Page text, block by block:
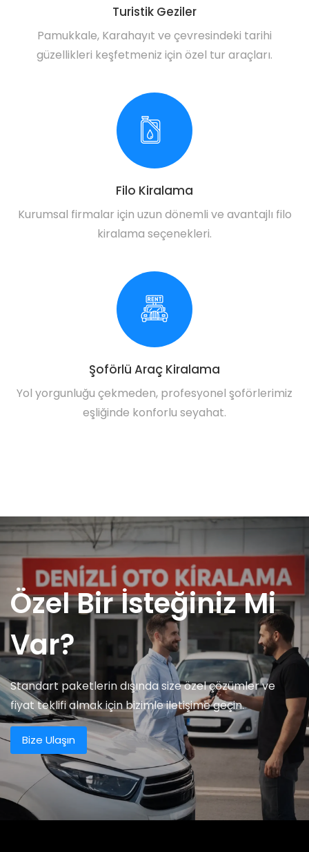
Turistik Geziler
Pamukkale, Karahayıt ve çevresindeki tarihi
güzellikleri keşfetmeniz için özel tur araçları.
Filo Kiralama
Kurumsal firmalar için uzun dönemli ve avantajlı filo
kiralama seçenekleri.
Şoförlü Araç Kiralama
Yol yorgunluğu çekmeden, profesyonel şoförlerimiz
eşliğinde konforlu seyahat.
Özel Bir İsteğiniz Mi
Var?
Standart paketlerin dışında size özel çözümler ve
fiyat teklifi almak için bizimle iletişime geçin.
Bize Ulaşın